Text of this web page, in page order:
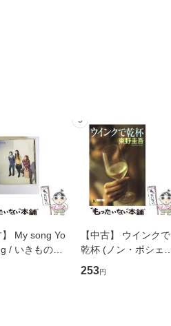
】 My song Yo
/ いきものが
】
5
【中古】 ウインクで
乾杯 (ノン・ポシェッ
ト) / 東野圭吾 / 祥伝
社 [文庫]【メール便送
253円